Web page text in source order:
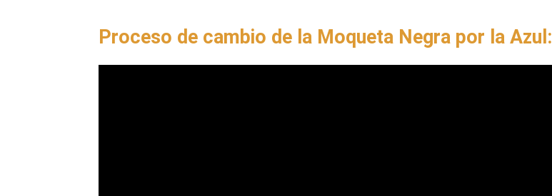
Proceso de cambio de la Moqueta Negra por la Azul: